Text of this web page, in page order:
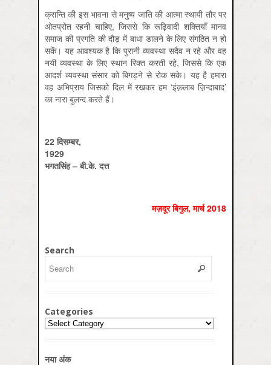
क्रान्ति की इस भावना से मनुष्य जाति की आत्मा स्थायी तौर पर
ओतप्रोत रहनी चाहिए, जिससे कि रूढ़िवादी शक्तियाँ मानव
समाज की प्रगति की दौड़ में बाधा डालने के लिए संगठित न हो
सकें। यह आवश्यक है कि पुरानी व्यवस्था सदैव न रहे और वह
नयी व्यवस्था के लिए स्थान रिक्त करती रहे, जिससे कि एक
आदर्श व्यवस्था संसार को बिगड़ने से रोक सके। यह है हमारा
वह अभिप्राय जिसको दिल में रखकर हम ‘इंक़लाब ज़िन्दाबाद’
का नारा बुलन्द करते हैं।
22दिसम्बर,
1929
भगतसिंह–बी.के.दत्त
मज़दूर बिगुल, मार्च 2018
Search
Categories
Categories
नया अंक